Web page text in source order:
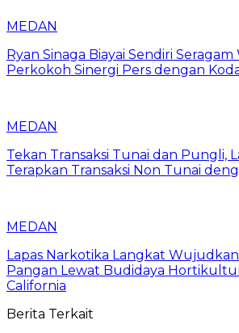
MEDAN
Ryan Sinaga Biayai Sendiri
Perkokoh Sinergi Pers dengan
MEDAN
Tekan Transaksi Tunai dan Pungli,
Terapkan Transaksi Non Tunai
MEDAN
Lapas Narkotika Langkat
Pangan Lewat Budidaya
California
Berita Terkait